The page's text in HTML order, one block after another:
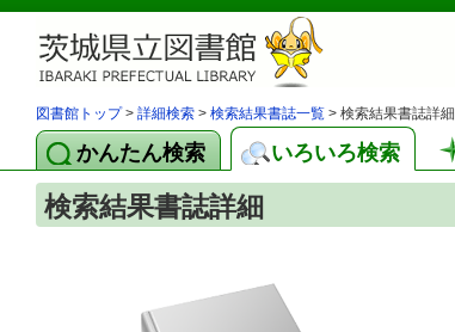
図書館トップ> 詳細検索 > 検索結果書誌一覧 > 検索結果書誌詳細
かんたん検索 いろいろ検索
検索結果書誌詳細